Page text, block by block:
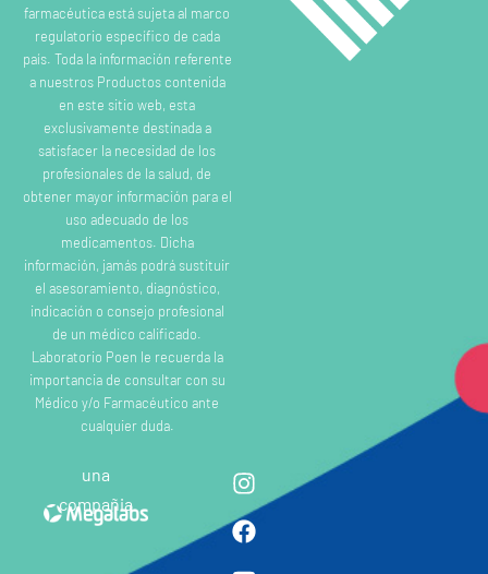
farmacéutica está sujeta al marco
regulatorio específico de cada
país. Toda la información referente
a nuestros Productos contenida
en este sitio web, esta
exclusivamente destinada a
satisfacer la necesidad de los
profesionales de la salud, de
obtener mayor información para el
uso adecuado de los
medicamentos. Dicha
información, jamás podrá sustituir
el asesoramiento, diagnóstico,
indicación o consejo profesional
de un médico calificado.
Laboratorio Poen le recuerda la
importancia de consultar con su
Médico y/o Farmacéutico ante
cualquier duda.
una
compañia